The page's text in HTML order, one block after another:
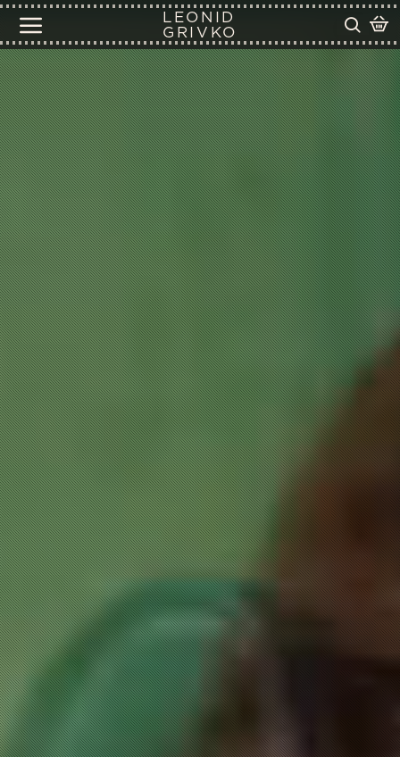
LEONID
GRIVKO